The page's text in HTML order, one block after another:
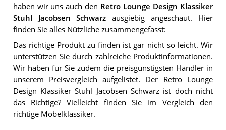
haben wir uns auch den Retro Lounge Design Klassiker
Stuhl Jacobsen Schwarz ausgiebig angeschaut. Hier
finden Sie alles Nützliche zusammengefasst:
Das richtige Produkt zu finden ist gar nicht so leicht. Wir
unterstützen Sie durch zahlreiche Produktinformationen.
Wir haben für Sie zudem die preisgünstigsten Händler in
unserem Preisvergleich aufgelistet. Der Retro Lounge
Design Klassiker Stuhl Jacobsen Schwarz ist doch nicht
das Richtige? Vielleicht finden Sie im Vergleich den
richtige Möbelklassiker.